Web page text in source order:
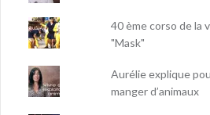
40 ème corso de la
"Mask"
Aurélie explique
manger d’animaux